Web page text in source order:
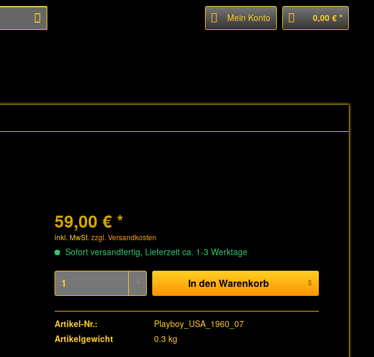
Mein Konto 0,00 € *
59,00 € *
inkl. MwSt.zzgl. Versandkosten
Sofort versandfertig, Lieferzeit ca. 1-3 Werktage
In den Warenkorb
Artikel-Nr.:
Playboy_USA_1960_07
Artikelgewicht
0.3 kg